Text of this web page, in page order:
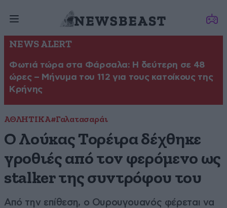
NEWS ALERT
Φωτιά τώρα στα Φάρσαλα: Η δεύτερη σε 48
ώρες – Μήνυμα του 112 για τους κατοίκους της
Κρήνης
ΑΘΛΗΤΙΚΑ#Γαλατασαράι
Ο Λούκας Τορέιρα δέχθηκε
γροθιές από τον φερόμενο ως
stalker της συντρόφου του
Από την επίθεση, ο Ουρουγουανός φέρεται να